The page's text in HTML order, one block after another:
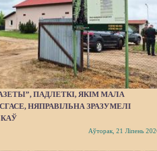
ПАДЛЕТКІ, ЯКІМ МАЛА
НЯПРАВІЛЬНА ЗРАЗУМЕЛІ
Аўторак, 21 Ліпень